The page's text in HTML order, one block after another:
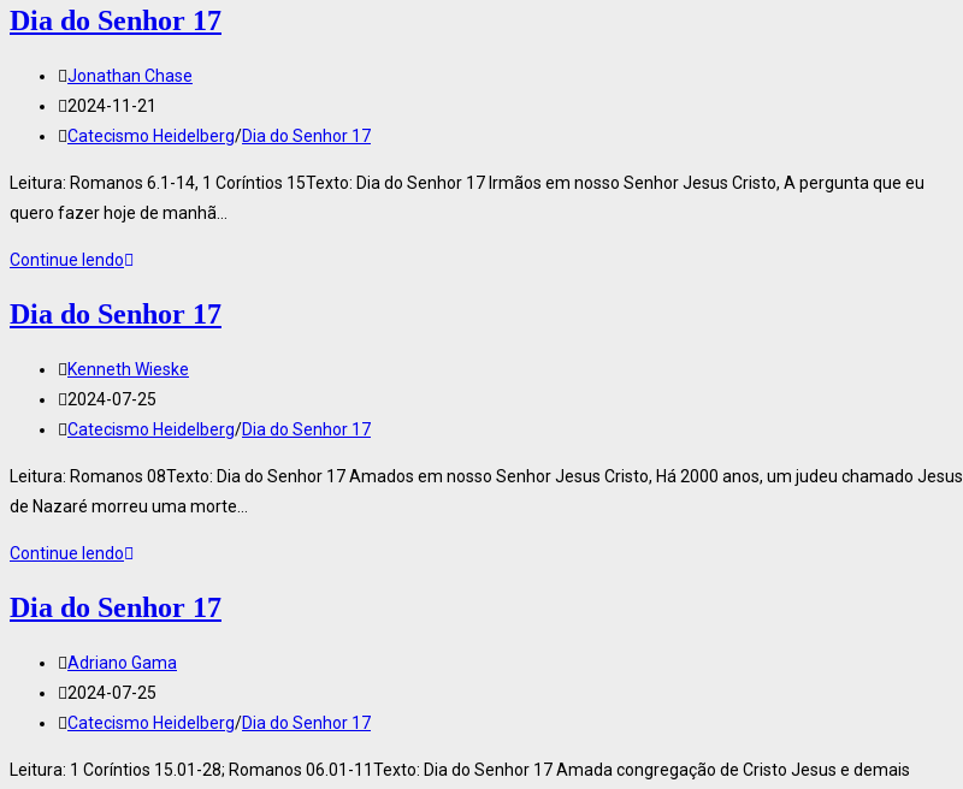
Dia do Senhor 17
Jonathan Chase
2024-11-21
Catecismo Heidelberg/Dia do Senhor 17
Leitura: Romanos 6.1-14, 1 Coríntios 15Texto: Dia do Senhor 17 Irmãos em nosso Senhor Jesus Cristo, A pergunta que eu
quero fazer hoje de manhã…
Continue lendo
Dia do Senhor 17
Kenneth Wieske
2024-07-25
Catecismo Heidelberg/Dia do Senhor 17
Leitura: Romanos 08Texto: Dia do Senhor 17 Amados em nosso Senhor Jesus Cristo, Há 2000 anos, um judeu chamado Jesus
de Nazaré morreu uma morte…
Continue lendo
Dia do Senhor 17
Adriano Gama
2024-07-25
Catecismo Heidelberg/Dia do Senhor 17
Leitura: 1 Coríntios 15.01-28; Romanos 06.01-11Texto: Dia do Senhor 17 Amada congregação de Cristo Jesus e demais